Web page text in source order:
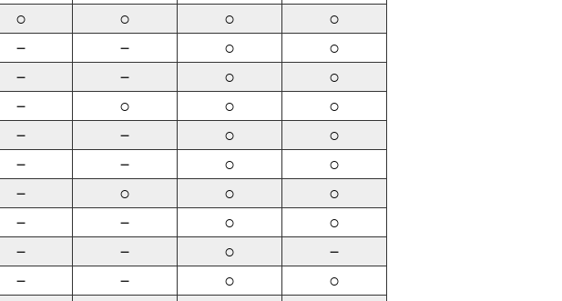
○ ○ ○ ○
－ － ○ ○
－ － ○ ○
－ ○ ○ ○
－ － ○ ○
－ － ○ ○
－ ○ ○ ○
－ － ○ ○
－ － ○ －
－ － ○ ○